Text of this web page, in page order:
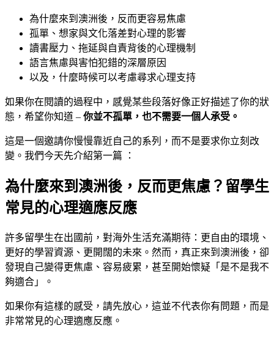
為什麼來到澳洲後，反而更容易焦慮
孤單、想家與文化落差對心理的影響
讀書壓力、拖延與自責背後的心理機制
語言焦慮與害怕犯錯的深層原因
以及，什麼時候可以考慮尋求心理支持
如果你在閱讀的過程中，感覺某些段落好像正好描述了你的狀
態，希望你知道 – 你並不孤單，也不需要一個人承受。
這是一個邀請你慢慢靠近自己的系列，而不是要求你立刻改
變。我們今天先介紹第一篇 ：
為什麼來到澳洲後，反而更焦慮？留學生
常見的心理適應反應
許多留學生在出國前，對海外生活充滿期待：更自由的環境、
更好的學習資源、更開闊的未來。然而，真正來到澳洲後，卻
發現自己變得更焦慮、容易疲累，甚至開始懷疑「是不是我不
夠適合」。
如果你有這樣的感受，請先放心，這並不代表你有問題，而是
非常常見的心理適應反應。